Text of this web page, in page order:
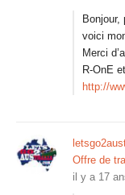
voici
Merci
R-OnE
http://
Offre de
il y a 17